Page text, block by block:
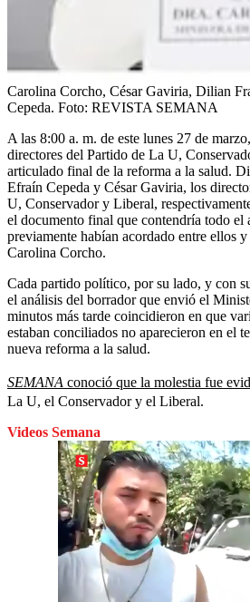
Carolina Corcho, César Gaviria, Dilian
Cepeda. Foto: REVISTA SEMANA
A las 8:00 a. m. de este lunes 27 de
directores del Partido de La U,
articulado final de la reforma a la salud.
Efraín Cepeda y César Gaviria, los
U, Conservador y Liberal,
el documento final que contendría todo el
previamente habían acordado entre ellos
Carolina Corcho.
Cada partido político, por su lado, y con
el análisis del borrador que envió el
minutos más tarde coincidieron en que
estaban conciliados no aparecieron en el
nueva reforma a la salud.
SEMANA conoció que la molestia fue
La U, el Conservador y el Liberal.
Videos Semana